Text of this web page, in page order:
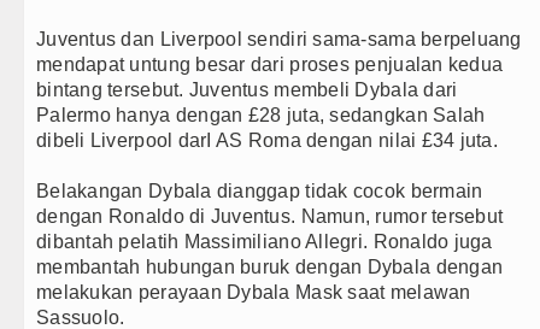
Chelsea Tumbang Ditekuk Juventus pada Laga
Juventus dan Liverpool sendiri sama-sama berpeluang
mendapat untung besar dari proses penjualan kedua
bintang tersebut. Juventus membeli Dybala dari
Palermo hanya dengan £28 juta, sedangkan Salah
dibeli Liverpool darI AS Roma dengan nilai £34 juta.
Belakangan Dybala dianggap tidak cocok bermain
dengan Ronaldo di Juventus. Namun, rumor tersebut
dibantah pelatih Massimiliano Allegri. Ronaldo juga
membantah hubungan buruk dengan Dybala dengan
melakukan perayaan Dybala Mask saat melawan
Sassuolo.